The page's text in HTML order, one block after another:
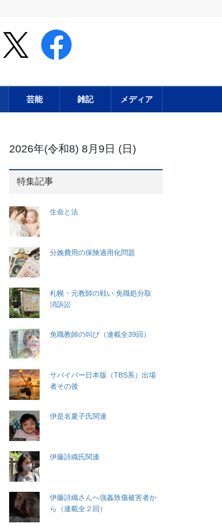
芸能 雑記 メディア
2026年(令和8) 8月9日 (日)
特集記事
生命と法
分娩費用の保険適用化問題
札幌・元教師の戦い 免職処分取
消訴訟
免職教師の叫び（連載全39回）
サバイバー日本版（TBS系）出場
者その後
伊是名夏子氏関連
伊藤詩織氏関連
伊藤詩織さんへ強姦致傷被害者か
ら（連載全２回）